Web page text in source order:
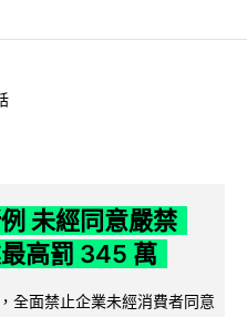
未經同意嚴禁
高罰 345 萬
全面禁止企業未經消費者同意